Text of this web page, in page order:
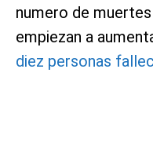
numero de
empiezan a
diez personas